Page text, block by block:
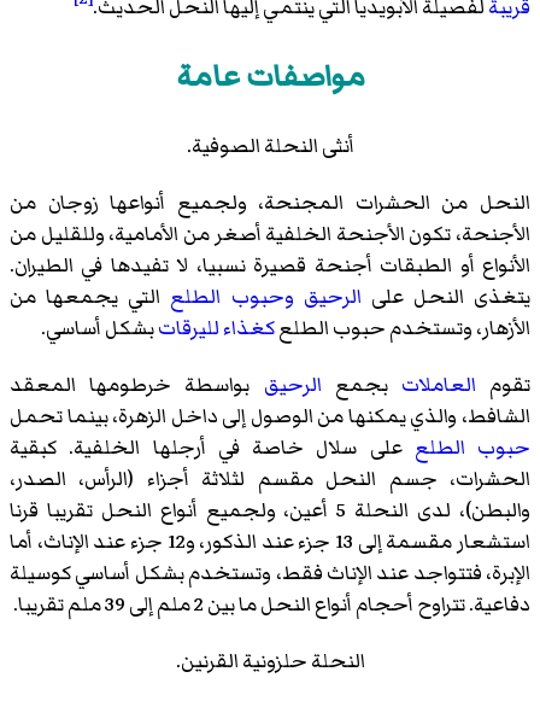
قريبةلفصيلة الأبويديا التي ينتمي إليها النحل الحديث.
مواصفات عامة
أنثى النحلة الصوفية.
النحل من الحشرات المجنحة، ولجميع أنواعها زوجان من
الأجنحة، تكون الأجنحة الخلفية أصغر من الأمامية، وللقليل من
الأنواع أو الطبقات أجنحة قصيرة نسبيا، لا تفيدها في الطيران.
يتغذى النحل على الرحيق وحبوب الطلع التي يجمعها من
الأزهار، وتستخدم حبوب الطلعكغذاءلليرقاتبشكل أساسي.
تقوم العاملات بجمع الرحيق بواسطة خرطومها المعقد
الشافط، والذي يمكنها من الوصول إلى داخل الزهرة، بينما تحمل
حبوب الطلع على سلال خاصة في أرجلها الخلفية. كبقية
الحشرات، جسم النحل مقسم لثلاثة أجزاء (الرأس، الصدر،
والبطن)، لدى النحلة 5 أعين، ولجميع أنواع النحل تقريبا
قرنا
استشعار
مقسمة إلى 13 جزء عند الذكور، و12 جزء عند الإناث، أما
الإبرة، فتتواجد عند الإناث فقط، وتستخدم بشكل أساسي كوسيلة
دفاعية. تتراوح أحجام أنواع النحل ما بين 2 ملم إلى 39 ملم تقريبا.
النحلة حلزونية القرنين.